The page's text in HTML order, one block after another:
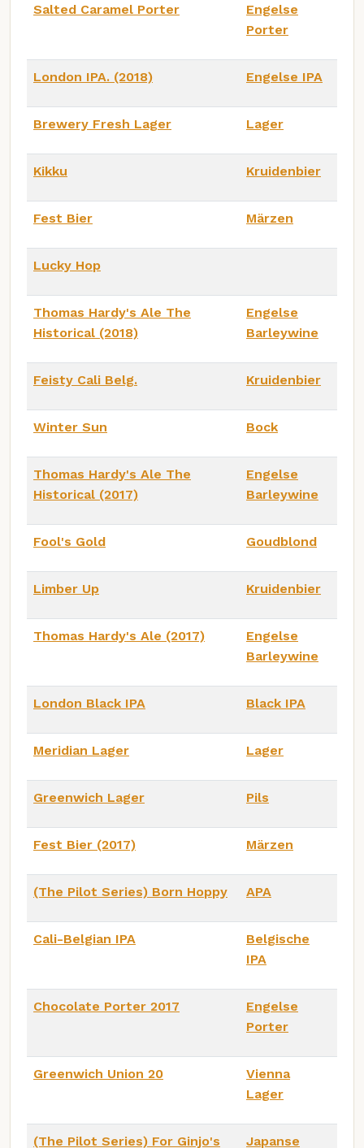
Salted Caramel Porter
Engelse
Porter
London IPA. (2018) Engelse IPA
Brewery Fresh Lager Lager
Kikku Kruidenbier
Fest Bier Märzen
Lucky Hop
Thomas Hardy's Ale The
Historical (2018)
Engelse
Barleywine
Feisty Cali Belg. Kruidenbier
Winter Sun Bock
Thomas Hardy's Ale The
Historical (2017)
Engelse
Barleywine
Fool's Gold Goudblond
Limber Up Kruidenbier
Thomas Hardy's Ale (2017)
Engelse
Barleywine
London Black IPA Black IPA
Meridian Lager Lager
Greenwich Lager Pils
Fest Bier (2017) Märzen
(The Pilot Series) Born Hoppy APA
Cali-Belgian IPA
Belgische
IPA
Chocolate Porter 2017
Engelse
Porter
Greenwich Union 20
Vienna
Lager
(The Pilot Series) For Ginjo's Japanse